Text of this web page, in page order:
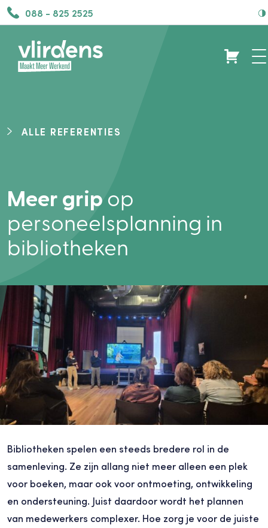
088 - 825 2525
ALLE REFERENTIES
Meer grip op
personeelsplanning in
bibliotheken
Bibliotheken spelen een steeds bredere rol in de
samenleving. Ze zijn allang niet meer alleen een plek
voor boeken, maar ook voor ontmoeting, ontwikkeling
en ondersteuning. Juist daardoor wordt het plannen
van medewerkers complexer. Hoe zorg je voor de juiste